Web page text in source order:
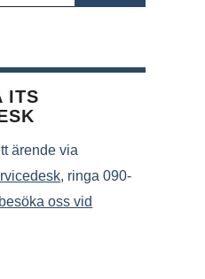
ITS
ärende via
, ringa 090-
besöka oss vid